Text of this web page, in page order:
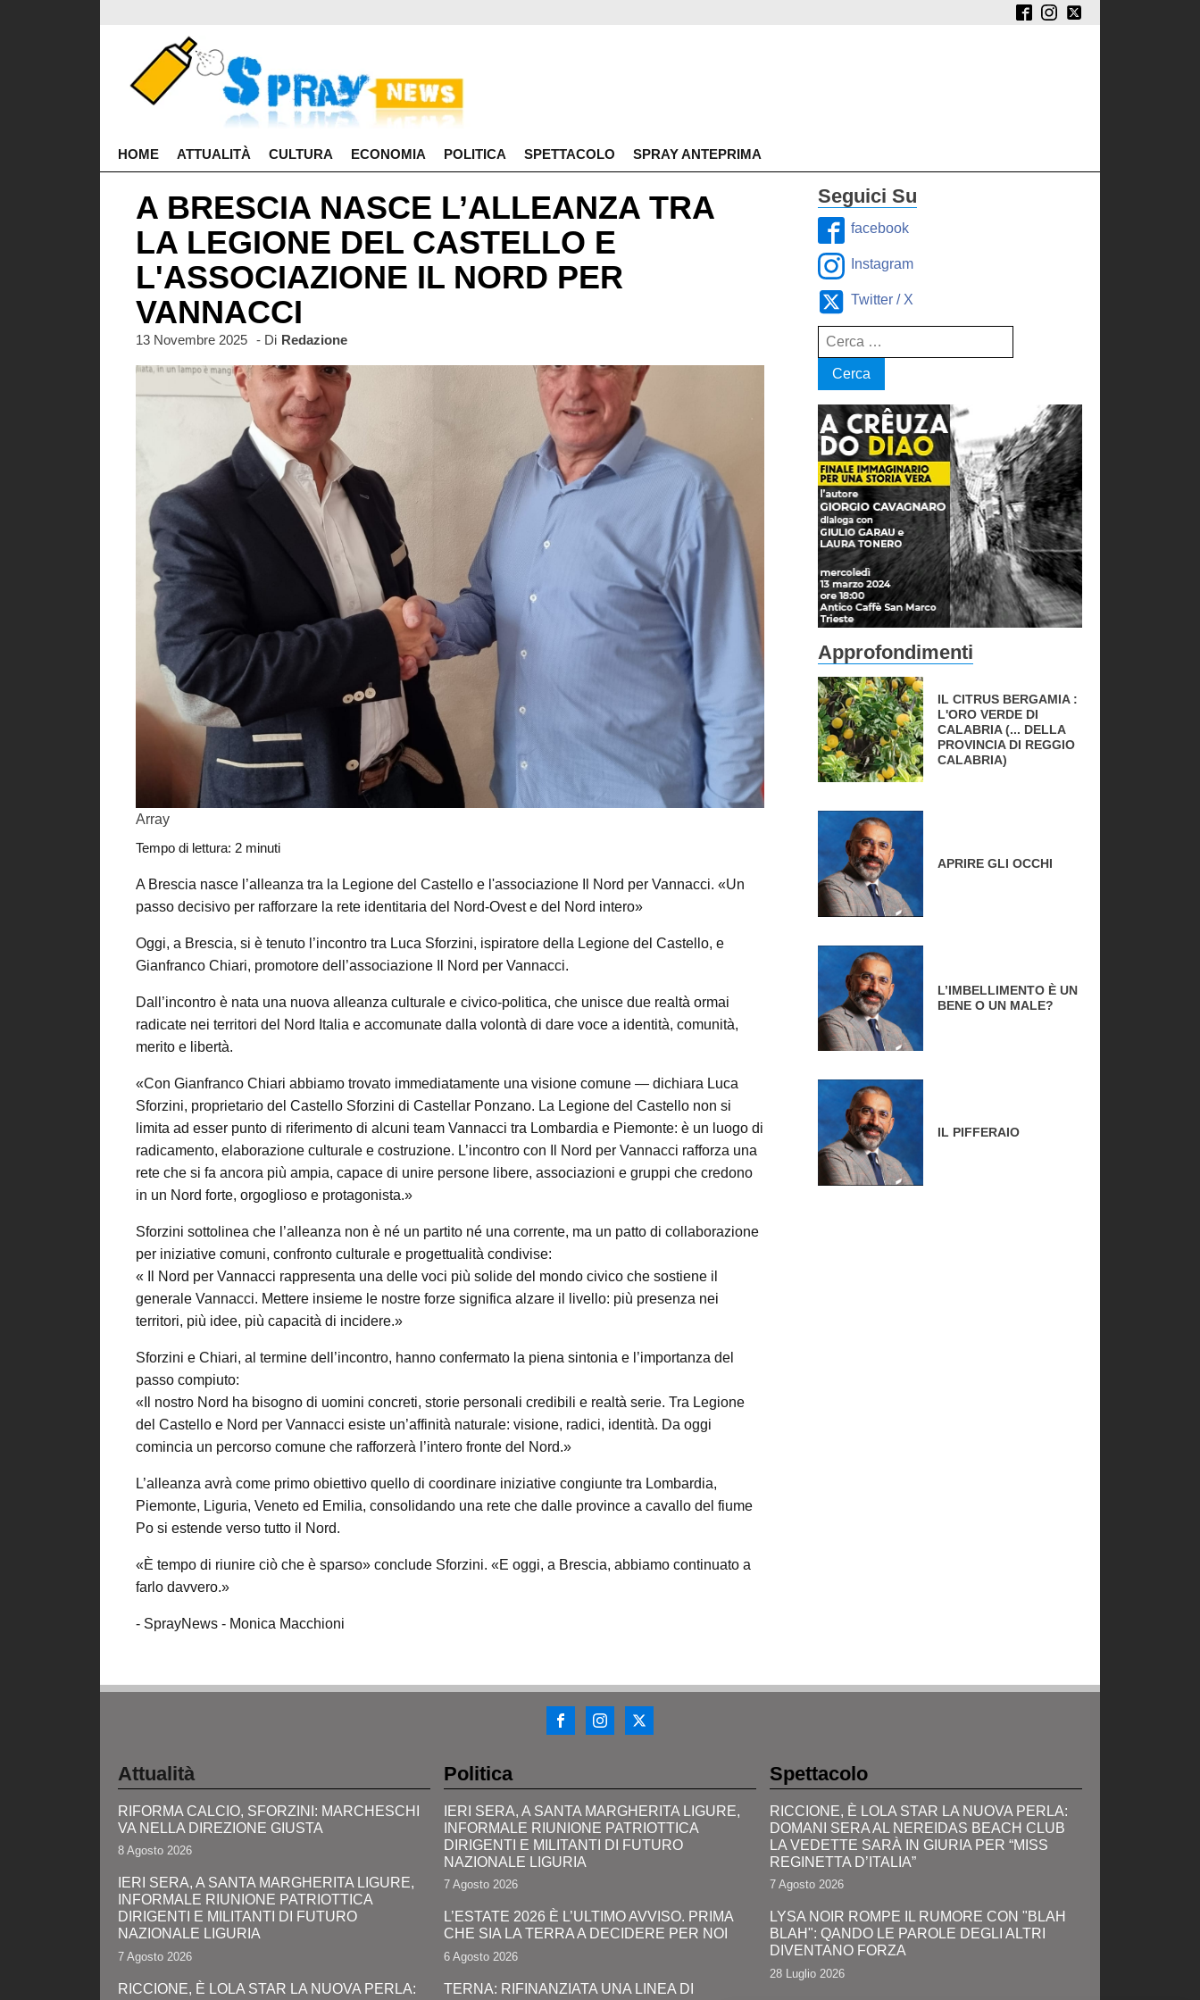
HOME ATTUALITÀ CULTURA ECONOMIA POLITICA SPETTACOLO SPRAY ANTEPRIMA
A BRESCIA NASCE L’ALLEANZA TRA
LA LEGIONE DEL CASTELLO E
L'ASSOCIAZIONE IL NORD PER
VANNACCI
13 Novembre 2025 - Di Redazione
Array
Tempo di lettura: 2 minuti
A Brescia nasce l’alleanza tra la Legione del Castello e l'associazione Il Nord per Vannacci. «Un
passo decisivo per rafforzare la rete identitaria del Nord-Ovest e del Nord intero»
Oggi, a Brescia, si è tenuto l’incontro tra Luca Sforzini, ispiratore della Legione del Castello, e
Gianfranco Chiari, promotore dell’associazione Il Nord per Vannacci.
Dall’incontro è nata una nuova alleanza culturale e civico-politica, che unisce due realtà ormai
radicate nei territori del Nord Italia e accomunate dalla volontà di dare voce a identità, comunità,
merito e libertà.
«Con Gianfranco Chiari abbiamo trovato immediatamente una visione comune — dichiara Luca
Sforzini, proprietario del Castello Sforzini di Castellar Ponzano. La Legione del Castello non si
limita ad esser punto di riferimento di alcuni team Vannacci tra Lombardia e Piemonte: è un luogo di
radicamento, elaborazione culturale e costruzione. L’incontro con Il Nord per Vannacci rafforza una
rete che si fa ancora più ampia, capace di unire persone libere, associazioni e gruppi che credono
in un Nord forte, orgoglioso e protagonista.»
Sforzini sottolinea che l’alleanza non è né un partito né una corrente, ma un patto di collaborazione
per iniziative comuni, confronto culturale e progettualità condivise:
« Il Nord per Vannacci rappresenta una delle voci più solide del mondo civico che sostiene il
generale Vannacci. Mettere insieme le nostre forze significa alzare il livello: più presenza nei
territori, più idee, più capacità di incidere.»
Sforzini e Chiari, al termine dell’incontro, hanno confermato la piena sintonia e l’importanza del
passo compiuto:
«Il nostro Nord ha bisogno di uomini concreti, storie personali credibili e realtà serie. Tra Legione
del Castello e Nord per Vannacci esiste un’affinità naturale: visione, radici, identità. Da oggi
comincia un percorso comune che rafforzerà l’intero fronte del Nord.»
L’alleanza avrà come primo obiettivo quello di coordinare iniziative congiunte tra Lombardia,
Piemonte, Liguria, Veneto ed Emilia, consolidando una rete che dalle province a cavallo del fiume
Po si estende verso tutto il Nord.
«È tempo di riunire ciò che è sparso» conclude Sforzini. «E oggi, a Brescia, abbiamo continuato a
farlo davvero.»
- SprayNews - Monica Macchioni
Seguici Su
facebook
Instagram
Twitter / X
Ricerca
per:
Approfondimenti
IL CITRUS BERGAMIA :
L'ORO VERDE DI
CALABRIA (... DELLA
PROVINCIA DI REGGIO
CALABRIA)
APRIRE GLI OCCHI
L’IMBELLIMENTO È UN
BENE O UN MALE?
IL PIFFERAIO
Attualità
RIFORMA CALCIO, SFORZINI: MARCHESCHI
VA NELLA DIREZIONE GIUSTA
8 Agosto 2026
IERI SERA, A SANTA MARGHERITA LIGURE,
INFORMALE RIUNIONE PATRIOTTICA
DIRIGENTI E MILITANTI DI FUTURO
NAZIONALE LIGURIA
7 Agosto 2026
RICCIONE, È LOLA STAR LA NUOVA PERLA:
Politica
IERI SERA, A SANTA MARGHERITA LIGURE,
INFORMALE RIUNIONE PATRIOTTICA
DIRIGENTI E MILITANTI DI FUTURO
NAZIONALE LIGURIA
7 Agosto 2026
L’ESTATE 2026 È L’ULTIMO AVVISO. PRIMA
CHE SIA LA TERRA A DECIDERE PER NOI
6 Agosto 2026
TERNA: RIFINANZIATA UNA LINEA DI
Spettacolo
RICCIONE, È LOLA STAR LA NUOVA PERLA:
DOMANI SERA AL NEREIDAS BEACH CLUB
LA VEDETTE SARÀ IN GIURIA PER “MISS
REGINETTA D’ITALIA”
7 Agosto 2026
LYSA NOIR ROMPE IL RUMORE CON "BLAH
BLAH": QANDO LE PAROLE DEGLI ALTRI
DIVENTANO FORZA
28 Luglio 2026